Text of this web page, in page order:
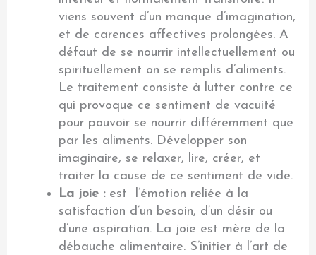
viens souvent d’un manque d’imagination,
et de carences affectives prolongées. A
défaut de se nourrir intellectuellement ou
spirituellement on se remplis d’aliments.
Le traitement consiste à lutter contre ce
qui provoque ce sentiment de vacuité
pour pouvoir se nourrir différemment que
par les aliments. Développer son
imaginaire, se relaxer, lire, créer, et
traiter la cause de ce sentiment de vide.
La joie : est l’émotion reliée à la
satisfaction d’un besoin, d’un désir ou
d’une aspiration. La joie est mère de la
débauche alimentaire. S’initier à l’art de